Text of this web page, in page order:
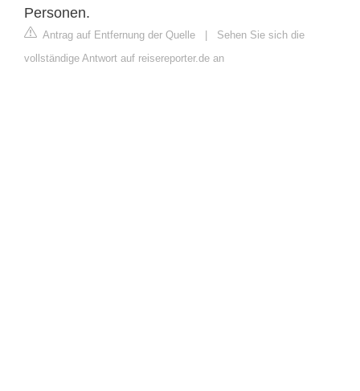
Personen.
Antrag auf Entfernung der Quelle | Sehen Sie sich die
vollständige Antwort auf reisereporter.de an